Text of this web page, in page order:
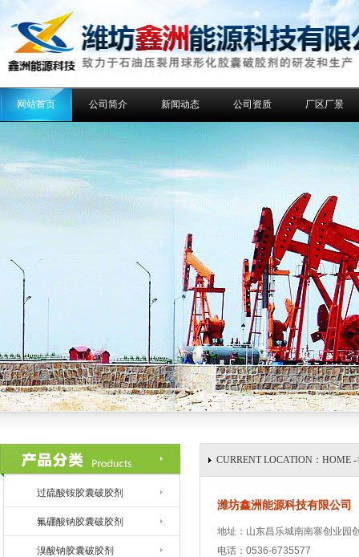
网站首页 公司简介 新闻动态 公司资质 厂区厂景
过硫酸铵胶囊破胶剂
氟硼酸钠胶囊破胶剂
溴酸钠胶囊破胶剂
CURRENT LOCATION：HOME
潍坊鑫洲能源科技有限公司
地址：山东昌乐城南南寨创业园
电话：0536-6735577